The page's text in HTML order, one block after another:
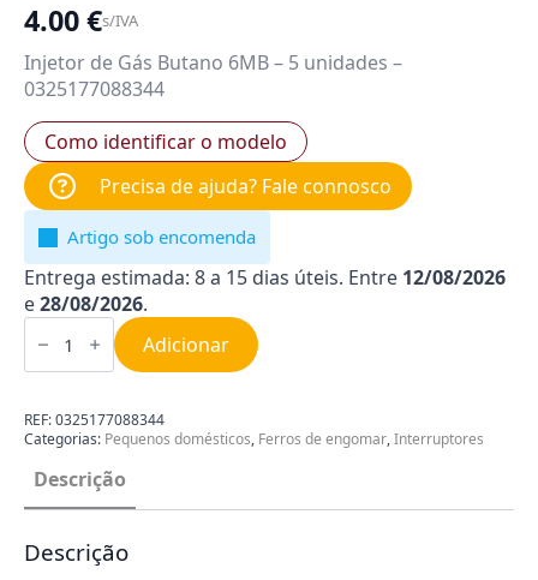
4.00€s/IVA
Injetor de Gás Butano 6MB – 5 unidades –
0325177088344
Como identificar o modelo
Precisa de ajuda? Fale connosco
Artigo sob encomenda
Entrega estimada: 8 a 15 dias úteis. Entre 12/08/2026
e28/08/2026.
Quantidade
de
de
Butano
6MB
-
unidades
-
Adicionar
REF:0325177088344
Categorias: Pequenos domésticos, Ferros de engomar,Interruptores
Descrição
Descrição